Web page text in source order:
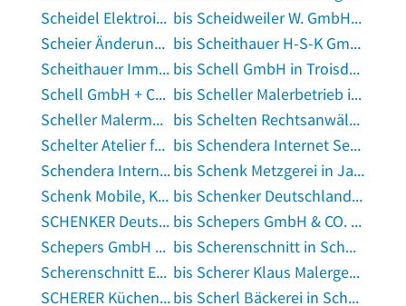
Scheidel Elektroinstallationen in Viernheim
bis Scheidweiler W. GmbH Spedition in Bendorf, Rhein
Scheier Änderungsschneiderei in Elchesheim-Illingen
bis Scheithauer H-S-K GmbH in Castrop-Rauxel
Scheithauer Immobilien in Mosbach, Baden
bis Schell GmbH in Troisdorf
Schell GmbH + Co. KG in Hannover
bis Scheller Malerbetrieb in Fahrenzhausen
Scheller Malermeister & Restaurator in Ulm, Donau
bis Schelten Rechtsanwältin in Essen, Ruhr
Schelter Atelier für Schrift & Form in Dieburg
bis Schendera Internet Services in Friedberg, Hessen
Schendera Internet Services Dipl.-Ing. Harald Schendera in Kronberg im Taunus
bis Schenk Metzgerei in Jagstzell
Schenk Mobile, Kfz-Handel und Kfz-Aufbereitung in Esslingen am Neckar
bis Schenker Deutschland AG in Augsburg, Bayern
SCHENKER Deutschland AG in Bad Krozingen
bis Schepers GmbH & CO. KG Druckindustrie in Vreden
Schepers GmbH Motorrad Sell & in Rhede, Westfalen
bis Scherenschnitt in Schönaich, Württemberg
Scherenschnitt Elvira Beer in Bad Zwischenahn
bis Scherer Klaus Malergeschäft in Bad Wildungen
SCHERER Küchenprofi GmbH in Sankt Augustin
bis Scherl Bäckerei in Schwandorf, Bayern